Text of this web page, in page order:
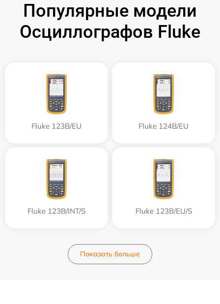
Популярные модели
Осциллографов Fluke
Fluke 123B/EU Fluke 124B/EU
Fluke 123B/INT/S Fluke 123B/EU/S
Показать больше